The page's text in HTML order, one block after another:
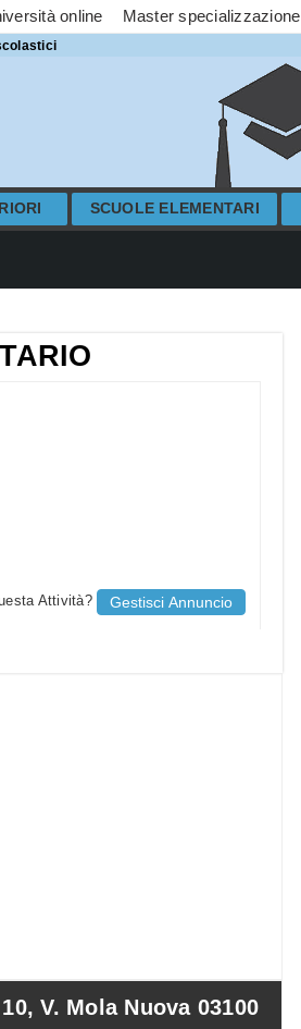
online Master specializzazione
SCUOLE ELEMENTARI
Attività? Gestisci Annuncio
V. Mola Nuova 03100